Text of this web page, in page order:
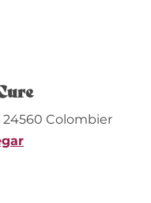
24560 Colombier